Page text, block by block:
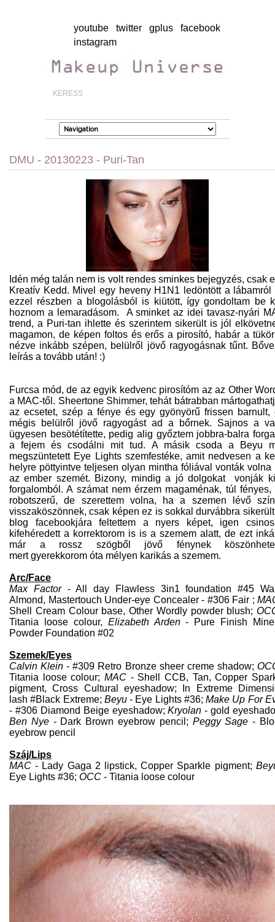
youtube twitter gplus
facebook
instagram
DMU - 20130223 - Puri-Tan
Idén még talán nem is volt rendes sminkes bejegyzés, csak
Kreatív Kedd. Mivel egy heveny H1N1 ledöntött a lábamról
ezzel részben a blogolásból is kiütött, így gondoltam be
hoznom a lemaradásom. A sminket az idei tavasz-nyári
trend, a Puri-tan ihlette és szerintem sikerült is jól
magamon, de képen foltos és erős a pirosító, habár a
nézve inkább szépen, belülről jövő ragyogásnak tűnt.
leírás a tovább után! :)
Furcsa mód, de az egyik kedvenc pirosítóm az az Other
a MAC-től. Sheertone Shimmer, tehát bátrabban
az ecsetet, szép a fénye és egy gyönyörű frissen barnult,
mégis belülről jövő ragyogást ad a bőrnek. Sajnos a
ügyesen besötétítette, pedig alig győztem jobbra-balra
a fejem és csodálni mit tud. A másik csoda a Beyu
megszüntetett Eye Lights szemfestéke, amit nedvesen a
helyre pöttyintve teljesen olyan mintha fóliával vonták volna
az ember szemét. Bizony, mindig a jó dolgokat vonják
forgalomból. A számat nem érzem magaménak, túl fényes,
robotszerű, de szerettem volna, ha a szemen lévő
visszaköszönnek, csak képen ez is sokkal durvábbra
blog facebookjára feltettem a nyers képet, igen
kifehéredett a korrektorom is is a szemem alatt, de ezt
már a rossz szögből jövő fénynek
mert gyerekkorom óta mélyen karikás a szemem.
Arc/Face
Max Factor- All day Flawless 3in1 foundation #45
Almond, Mastertouch Under-eye Concealer - #306 Fair ;
Shell Cream Colour base, Other Wordly powder blush;
Titania loose colour, Elizabeth Arden- Pure Finish
Powder Foundation #02
Szemek/Eyes
Calvin Klein - #309 Retro Bronze sheer creme shadow;
Titania loose colour; MAC - Shell CCB, Tan, Copper
pigment, Cross Cultural eyeshadow; In Extreme
lash #Black Extreme; Beyu- Eye Lights #36;Make Up For
- #306 Diamond Beige eyeshadow;Kryolan - gold
Ben Nye- Dark Brown eyebrow pencil; Peggy Sage -
eyebrow pencil
Száj/Lips
MAC - Lady Gaga 2 lipstick, Copper Sparkle pigment;
Eye Lights #36; OCC - Titania loose colour